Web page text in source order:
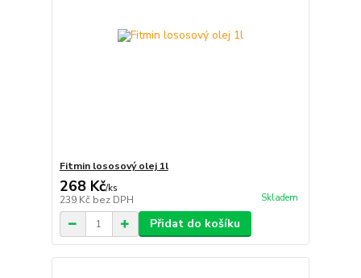
Fitmin lososový olej 1l
268 Kč/ks
239 Kč bez DPH Skladem
Přidat do košíku